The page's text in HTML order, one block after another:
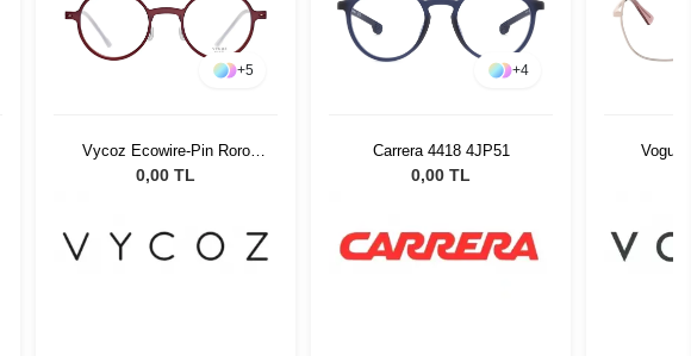
+5
Vycoz Ecowire-Pin Roro
RED 46-22 51526
0,00 TL
+4
Carrera 4418 4JP51
0,00 TL
Vogue